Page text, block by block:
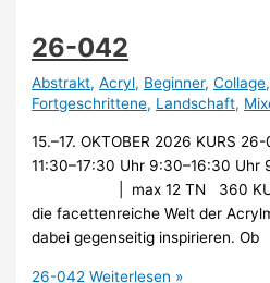
26-042
Abstrakt,Acryl, Beginner,Collage,
Fortgeschrittene, Landschaft,
15.–17. OKTOBER 2026 KURS
11:30–17:30 Uhr
| max 12 TN 360
die facettenreiche Welt der
dabei gegenseitig inspirieren. Ob
26-042 Weiterlesen »